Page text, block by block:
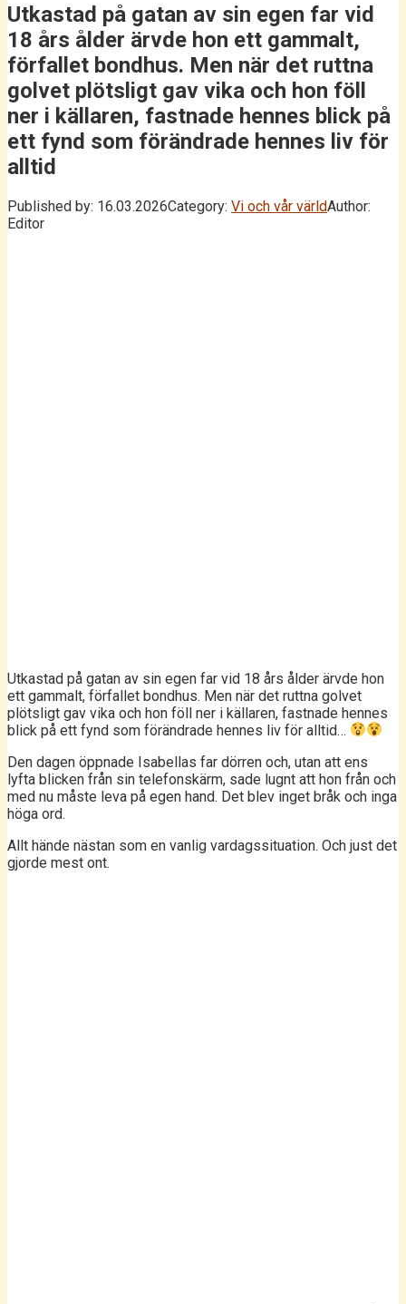
Utkastad på gatan av sin egen far vid
18 års ålder ärvde hon ett gammalt,
förfallet bondhus. Men när det ruttna
golvet plötsligt gav vika och hon föll
ner i källaren, fastnade hennes blick på
ett fynd som förändrade hennes liv för
alltid
Published by: 16.03.2026Category: Vi och vår världAuthor:
Editor
Utkastad på gatan av sin egen far vid 18 års ålder ärvde hon
ett gammalt, förfallet bondhus. Men när det ruttna golvet
plötsligt gav vika och hon föll ner i källaren, fastnade hennes
blick på ett fynd som förändrade hennes liv för alltid…
Den dagen öppnade Isabellas far dörren och, utan att ens
lyfta blicken från sin telefonskärm, sade lugnt att hon från och
med nu måste leva på egen hand. Det blev inget bråk och inga
höga ord.
Allt hände nästan som en vanlig vardagssituation. Och just det
gjorde mest ont.